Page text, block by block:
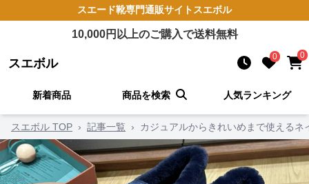
スエード靴専門通販サイト スエボル
10,000円以上のご購入で送料無料
スエボル 0 0
新着商品 商品を検索 人気ランキング
スエボル TOP › 記事一覧 › カジュアルからきれいめまで使えるネ